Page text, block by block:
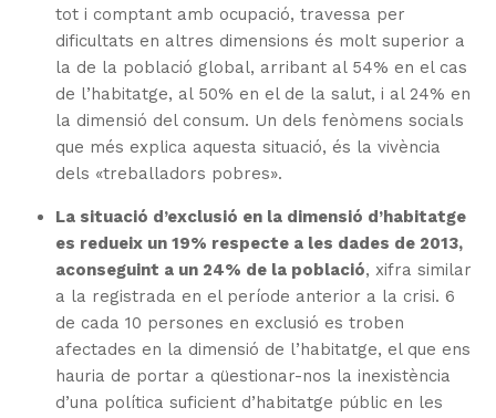
tot i comptant amb ocupació, travessa per
dificultats en altres dimensions és molt superior a
la de la població global, arribant al 54% en el cas
de l’habitatge, al 50% en el de la salut, i al 24% en
la dimensió del consum. Un dels fenòmens socials
que més explica aquesta situació, és la vivència
dels «treballadors pobres».
La situació d’exclusió en la dimensió d’habitatge
es redueix un 19% respecte a les dades de 2013,
aconseguint a un 24% de la població, xifra similar
a la registrada en el període anterior a la crisi. 6
de cada 10 persones en exclusió es troben
afectades en la dimensió de l’habitatge, el que ens
hauria de portar a qüestionar-nos la inexistència
d’una política suficient d’habitatge públic en les